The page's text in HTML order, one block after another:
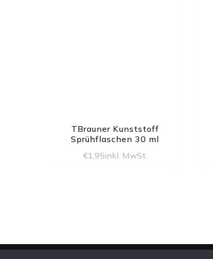
TBrauner Kunststoff
Sprühflaschen 30 ml
€1,95inkl. MwSt.